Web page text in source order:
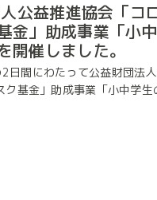
公益推進協会「コ
金」助成事業「小
開催しました。
間にわたって公益財団法
ク基金」助成事業「小中学